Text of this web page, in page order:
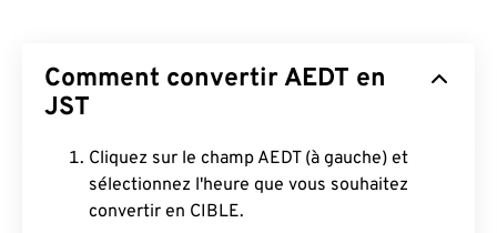
Comment convertir AEDT en
JST
Cliquez sur le champ AEDT (à gauche) et
sélectionnez l'heure que vous souhaitez
convertir en CIBLE.